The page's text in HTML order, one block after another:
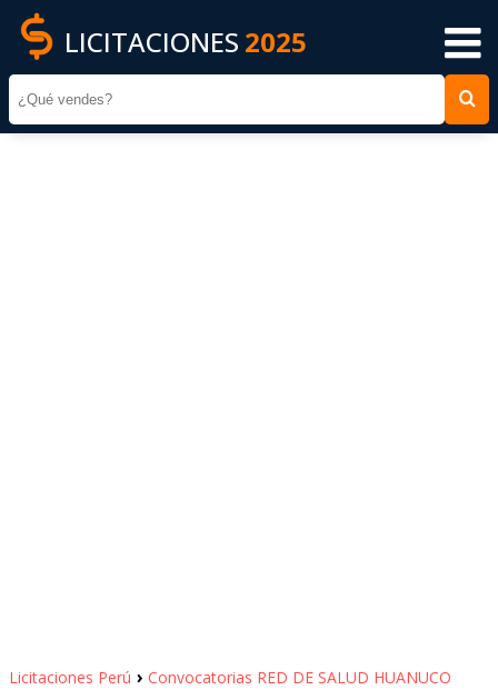
LICITACIONES 2025
Licitaciones Perú › Convocatorias RED DE SALUD HUANUCO